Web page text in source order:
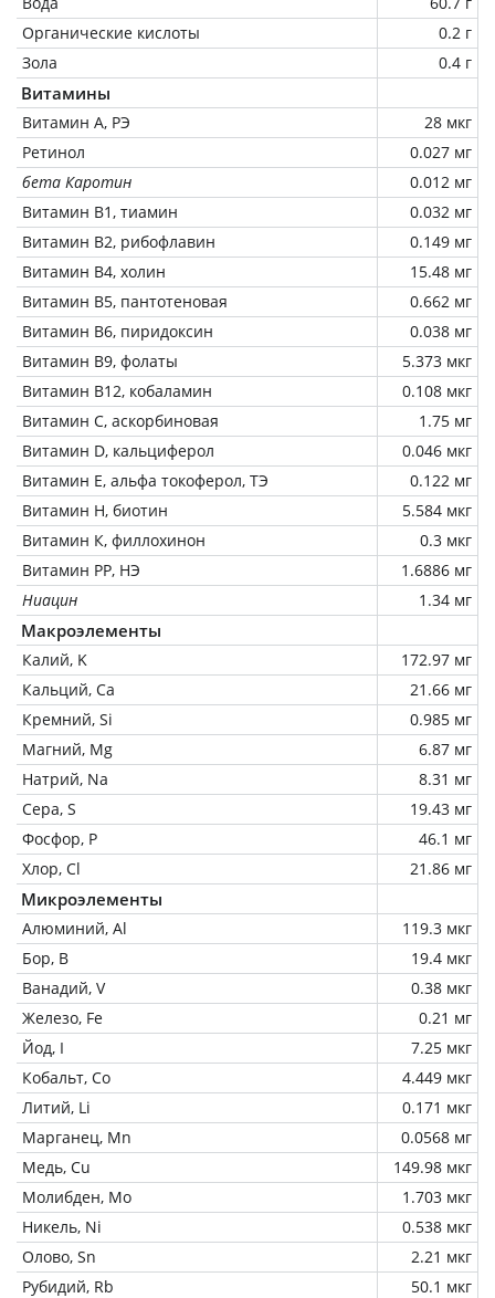
Органические кислоты
0.2 г
Зола
0.4 г
Витамины
Витамин А, РЭ
28 мкг
Ретинол
0.027 мг
бета Каротин
0.012 мг
Витамин В1, тиамин
0.032 мг
Витамин В2, рибофлавин
0.149 мг
Витамин В4, холин
15.48 мг
Витамин В5, пантотеновая
0.662 мг
Витамин В6, пиридоксин
0.038 мг
Витамин В9, фолаты
5.373 мкг
Витамин В12, кобаламин
0.108 мкг
Витамин C, аскорбиновая
1.75 мг
Витамин D, кальциферол
0.046 мкг
Витамин Е, альфа токоферол, ТЭ
0.122 мг
Витамин Н, биотин
5.584 мкг
Витамин К, филлохинон
0.3 мкг
Витамин РР, НЭ
1.6886 мг
Ниацин
1.34 мг
Макроэлементы
Калий, K
172.97 мг
Кальций, Ca
21.66 мг
Кремний, Si
0.985 мг
Магний, Mg
6.87 мг
Натрий, Na
8.31 мг
Сера, S
19.43 мг
Фосфор, P
46.1 мг
Хлор, Cl
21.86 мг
Микроэлементы
Алюминий, Al
119.3 мкг
Бор, B
19.4 мкг
Ванадий, V
0.38 мкг
Железо, Fe
0.21 мг
Йод, I
7.25 мкг
Кобальт, Co
4.449 мкг
Литий, Li
0.171 мкг
Марганец, Mn
0.0568 мг
Медь, Cu
149.98 мкг
Молибден, Mo
1.703 мкг
Никель, Ni
0.538 мкг
Олово, Sn
2.21 мкг
Рубидий, Rb
50.1 мкг